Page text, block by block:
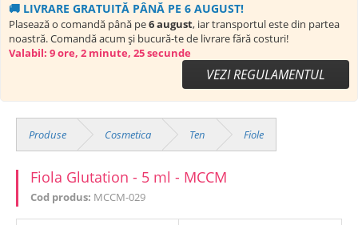
🚚 LIVRARE GRATUITĂ PÂNĂ PE 6 AUGUST!
Plasează o comandă până pe6 august, iar transportul este din partea
noastră. Comandă acum și bucură-te de livrare fără costuri!
Valabil: 9 ore, 2 minute, 25 secunde
VEZI REGULAMENTUL
Produse Cosmetica Ten Fiole
Fiola Glutation - 5 ml - MCCM
Cod produs: MCCM-029